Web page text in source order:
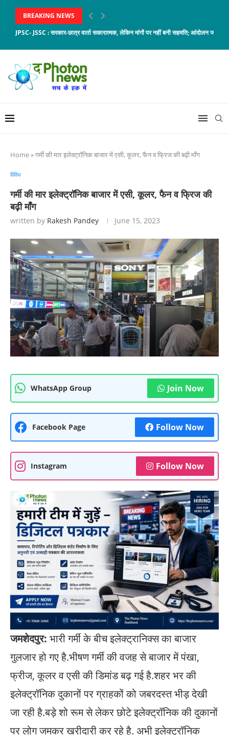
BREAKING NEWS
JPSC- JSSC : सरकार-छात्र वार्ता सकारात्मक, लेकिन मांगों पर नहीं बनी सहमति; आंदोलन जारी
Home»गर्मी की मार इलेक्ट्रॉनिक बाजार में एसी, कूलर, फैन व फ्रिज की बढ़ी माँग
विविध
गर्मी की मार इलेक्ट्रॉनिक बाजार में एसी, कूलर, फैन व फ्रिज की
बढ़ी माँग
written by Rakesh Pandey June 15, 2023
WhatsApp Group Join Now
Facebook Page Follow Now
Instagram Follow Now
जमशेदपुर: भारी गर्मी के बीच इलेक्ट्रानिक्स का बाजार
गुलजार हो गए है.भीषण गर्मी की वजह से बाजार में पंखा,
फ्रीज, कूलर व एसी की डिमांड बढ़ गई है.शहर भर की
इलेक्ट्रॉनिक दुकानों पर ग्राहकों को जबरदस्त भीड़ देखी
जा रही है.बड़े शो रूम से लेकर छोटे इलेक्ट्रॉनिक की दुकानों
पर लोग जमकर खरीदारी कर रहे है. अभी इलेक्ट्रॉनिक